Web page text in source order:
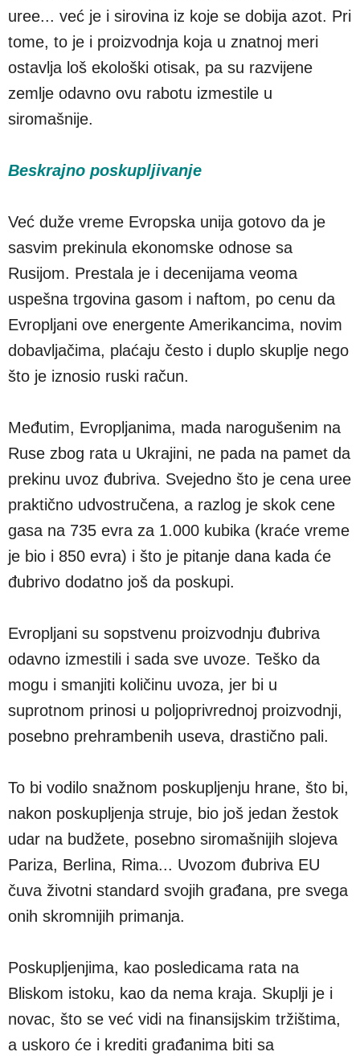
uree... već je i sirovina iz koje se dobija azot. Pri
tome, to je i proizvodnja koja u znatnoj meri
ostavlja loš ekološki otisak, pa su razvijene
zemlje odavno ovu rabotu izmestile u
siromašnije.
Beskrajno poskupljivanje
Već duže vreme Evropska unija gotovo da je
sasvim prekinula ekonomske odnose sa
Rusijom. Prestala je i decenijama veoma
uspešna trgovina gasom i naftom, po cenu da
Evropljani ove energente Amerikancima, novim
dobavljačima, plaćaju često i duplo skuplje nego
što je iznosio ruski račun.
Međutim, Evropljanima, mada narogušenim na
Ruse zbog rata u Ukrajini, ne pada na pamet da
prekinu uvoz đubriva. Svejedno što je cena uree
praktično udvostručena, a razlog je skok cene
gasa na 735 evra za 1.000 kubika (kraće vreme
je bio i 850 evra) i što je pitanje dana kada će
đubrivo dodatno još da poskupi.
Evropljani su sopstvenu proizvodnju đubriva
odavno izmestili i sada sve uvoze. Teško da
mogu i smanjiti količinu uvoza, jer bi u
suprotnom prinosi u poljoprivrednoj proizvodnji,
posebno prehrambenih useva, drastično pali.
To bi vodilo snažnom poskupljenju hrane, što bi,
nakon poskupljenja struje, bio još jedan žestok
udar na budžete, posebno siromašnijih slojeva
Pariza, Berlina, Rima... Uvozom đubriva EU
čuva životni standard svojih građana, pre svega
onih skromnijih primanja.
Poskupljenjima, kao posledicama rata na
Bliskom istoku, kao da nema kraja. Skuplji je i
novac, što se već vidi na finansijskim tržištima,
a uskoro će i krediti građanima biti sa